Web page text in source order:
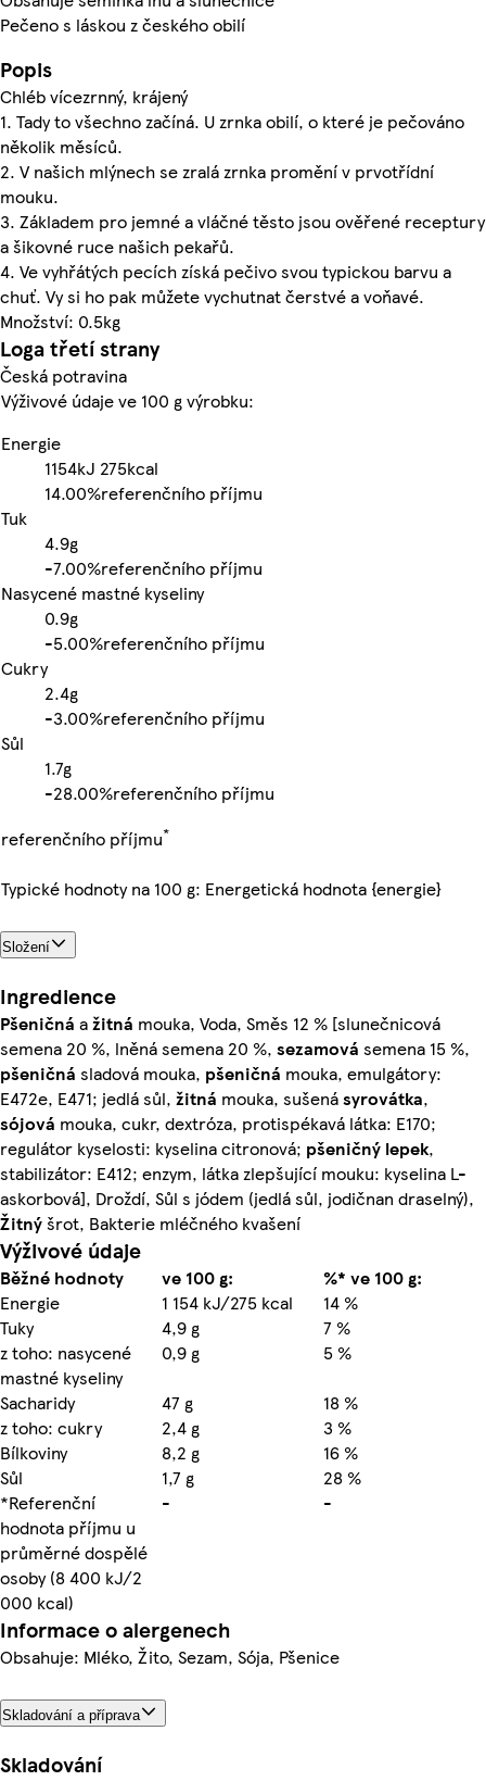
Pečeno s láskou z českého obilí
Popis
Chléb vícezrnný, krájený
1. Tady to všechno začíná. U zrnka obilí, o které je pečováno
několik měsíců.
2. V našich mlýnech se zralá zrnka promění v prvotřídní
mouku.
3. Základem pro jemné a vláčné těsto jsou ověřené receptury
a šikovné ruce našich pekařů.
4. Ve vyhřátých pecích získá pečivo svou typickou barvu a
chuť. Vy si ho pak můžete vychutnat čerstvé a voňavé.
Množství: 0.5kg
Loga třetí strany
Česká potravina
Výživové údaje ve 100 g výrobku:
Energie
1154kJ 275kcal
14.00%referenčního příjmu
Tuk
4.9g
-7.00%referenčního příjmu
Nasycené mastné kyseliny
0.9g
-5.00%referenčního příjmu
Cukry
2.4g
-3.00%referenčního příjmu
Sůl
1.7g
-28.00%referenčního příjmu
referenčního příjmu*
Typické hodnoty na 100 g: Energetická hodnota {energie}
Složení
Ingredience
Pšeničná ažitná mouka, Voda, Směs 12 % [slunečnicová
semena 20 %, lněná semena 20 %, sezamová semena 15 %,
pšeničná sladová mouka, pšeničná mouka, emulgátory:
E472e, E471; jedlá sůl, žitná mouka, sušenásyrovátka,
sójová mouka, cukr, dextróza, protispékavá látka: E170;
regulátor kyselosti: kyselina citronová; pšeničný lepek,
stabilizátor: E412; enzym, látka zlepšující mouku: kyselina L-
askorbová], Droždí, Sůl s jódem (jedlá sůl, jodičnan draselný),
Žitnýšrot, Bakterie mléčného kvašení
Výživové údaje
Běžné hodnoty ve 100 g:
%* ve 100 g:
Energie
1 154 kJ/275 kcal
14 %
Tuky
4,9 g
7 %
z toho: nasycené
mastné kyseliny
0,9 g
5 %
Sacharidy
47 g
18 %
z toho: cukry
2,4 g
3 %
Bílkoviny
8,2 g
16 %
Sůl
1,7 g
28 %
*Referenční
hodnota příjmu u
průměrné dospělé
osoby (8 400 kJ/2
000 kcal)
- -
Informace o alergenech
Obsahuje: Mléko, Žito, Sezam, Sója, Pšenice
Skladování a příprava
Skladování